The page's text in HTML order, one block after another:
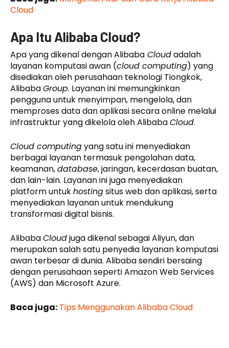
Cloud
Apa Itu Alibaba Cloud?
Apa yang dikenal dengan Alibaba Cloudadalah
layanan komputasi awan (cloud computing) yang
disediakan oleh perusahaan teknologi Tiongkok,
AlibabaGroup. Layanan ini memungkinkan
pengguna untuk menyimpan, mengelola, dan
memproses data dan aplikasi secara online melalui
infrastruktur yang dikelola oleh AlibabaCloud.
Cloud computingyang satu ini menyediakan
berbagai layanan termasuk pengolahan data,
keamanan,database, jaringan, kecerdasan buatan,
dan lain-lain. Layanan ini juga menyediakan
platform untukhostingsitus web dan aplikasi, serta
menyediakan layanan untuk mendukung
transformasi digital bisnis.
AlibabaCloudjuga dikenal sebagai Aliyun, dan
merupakan salah satu penyedia layanan komputasi
awan terbesar di dunia. Alibaba sendiri bersaing
dengan perusahaan seperti Amazon Web Services
(AWS) dan Microsoft Azure.
Baca juga: Tips Menggunakan Alibaba Cloud